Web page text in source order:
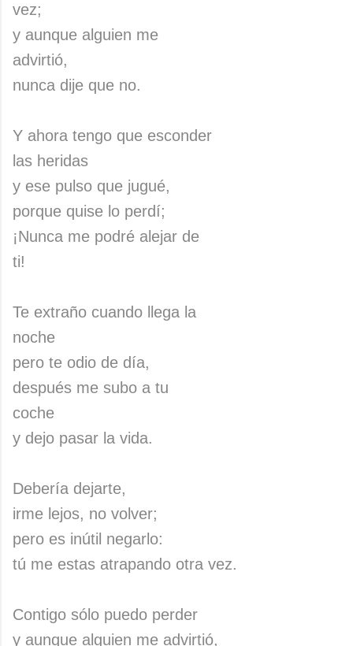
vez;
y aunque alguien me
advirtió,
nunca dije que no.
Y ahora tengo que esconder
las heridas
y ese pulso que jugué,
porque quise lo perdí;
¡Nunca me podré alejar de
ti!
Te extraño cuando llega la
noche
pero te odio de día,
después me subo a tu
coche
y dejo pasar la vida.
Debería dejarte,
irme lejos, no volver;
pero es inútil negarlo:
tú me estas atrapando otra vez.
Contigo sólo puedo perder
y aunque alguien me advirtió,